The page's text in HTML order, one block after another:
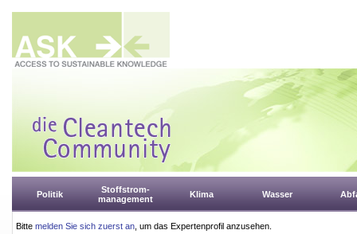
Politik
Stoffstrom-
management
Klima Wasser
Bitte melden Sie sich zuerst an , um das Expertenprofil anzusehen.